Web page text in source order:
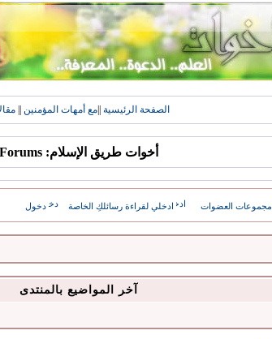
الصفحة الرئيسية مع أمهات المؤمنين
أخوات طريق الإسلام: Forums
مجموعات العضوات ادخلي لقراءة رسائلكِ الخاصة دخول
آخر المواضيع بالمنتدى